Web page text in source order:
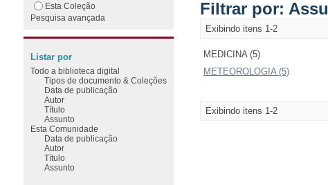
Filtrar por:
Exibindo itens 1-2
MEDICINA (5)
METEOROLOGIA (5)
Exibindo itens 1-2
Esta Coleção
Pesquisa avançada
Listar por
Todo a biblioteca digital
Tipos de documento & Coleções
Data de publicação
Autor
Título
Assunto
Esta Comunidade
Data de publicação
Autor
Título
Assunto